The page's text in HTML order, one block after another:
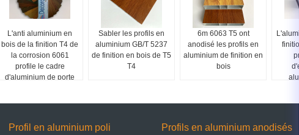
L'anti aluminium en
bois de la finition T4 de
la corrosion 6061
profile le cadre
d'aluminium de porte
Sabler les profils en
aluminium GB/T 5237
de finition en bois de T5
T4
6m 6063 T5 ont
anodisé les profils en
aluminium de finition en
bois
Profil en aluminium poli Profils en aluminium anodisés